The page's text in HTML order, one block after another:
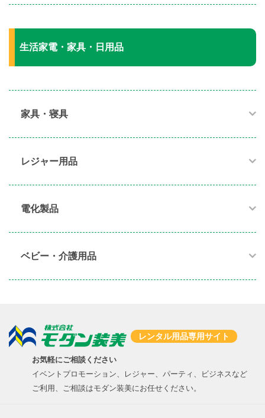
生活家電・家具・日用品
家具・寝具​
レジャー用品
電化製品​
ベビー・介護用品​
レンタル用品専用サイト
お気軽にご相談ください
イベントプロモーション、レジャー、パーティ、ビジネスなど
ご利用、ご相談はモダン装美にお任せください。